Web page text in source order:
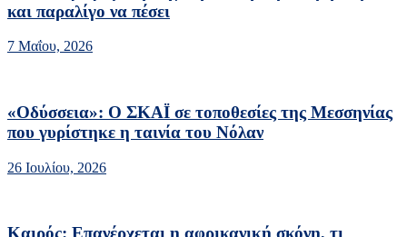
και παραλίγο να πέσει
7 Μαΐου, 2026
«Οδύσσεια»: Ο ΣΚΑΪ σε τοποθεσίες της Μεσσηνίας
που γυρίστηκε η ταινία του Νόλαν
26 Ιουλίου, 2026